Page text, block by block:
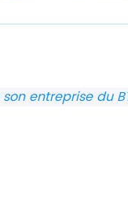
entreprise du